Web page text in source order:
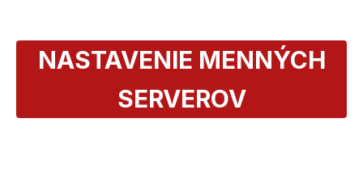
NASTAVENIE MENNÝCH
SERVEROV